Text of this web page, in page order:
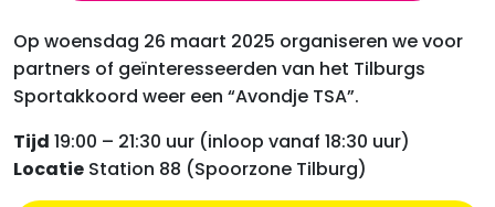
Op woensdag 26 maart 2025 organiseren we voor
partners of geïnteresseerden van het Tilburgs
Sportakkoord weer een “Avondje TSA”.
Tijd 19:00 – 21:30 uur (inloop vanaf 18:30 uur)
Locatie Station 88 (Spoorzone Tilburg)